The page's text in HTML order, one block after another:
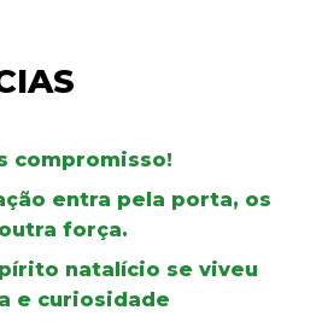
compromisso!
entra pela porta, os
força.
natalício se viveu
e curiosidade